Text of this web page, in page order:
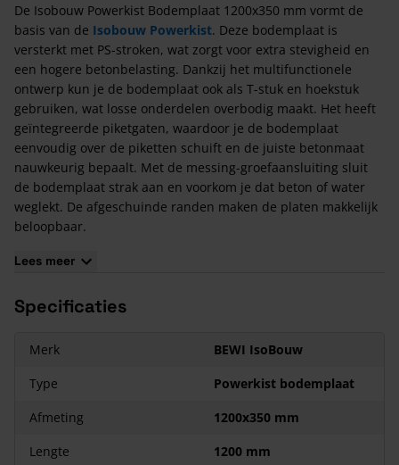
De Isobouw Powerkist Bodemplaat 1200x350 mm vormt de
basis van de Isobouw Powerkist. Deze bodemplaat is
versterkt met PS-stroken, wat zorgt voor extra stevigheid en
een hogere betonbelasting. Dankzij het multifunctionele
ontwerp kun je de bodemplaat ook als T-stuk en hoekstuk
gebruiken, wat losse onderdelen overbodig maakt. Het heeft
geïntegreerde piketgaten, waardoor je de bodemplaat
eenvoudig over de piketten schuift en de juiste betonmaat
nauwkeurig bepaalt. Met de messing-groefaansluiting sluit
de bodemplaat strak aan en voorkom je dat beton of water
weglekt. De afgeschuinde randen maken de platen makkelijk
beloopbaar.
voor een complete Powerkist funderingsbekisting.
Kemerken van de IsoBouw PowerKist bodemplaat
1200x350 mm
De bodemplaat heeft een afmeting van 1200x350 mm.
geïntegreerde PS-wapening. Onderbeugels en
Gemakkelijk te plaatsen dankzij handige geïntegreerde
piketgaten.
Lees meer
Specificaties
Merk
BEWI IsoBouw
Type
Powerkist bodemplaat
Afmeting
1200x350 mm
Lengte
1200 mm